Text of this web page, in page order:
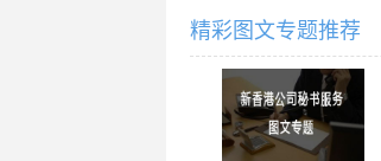
精彩图文专题推荐